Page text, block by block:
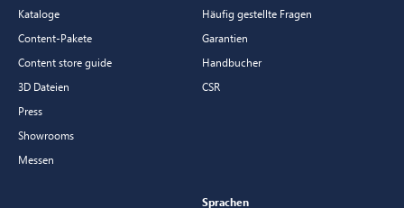
Kataloge
Content-Pakete
Content store guide
3D Dateien
Press
Showrooms
Messen
Häufig gestellte Fragen
Garantien
Handbucher
CSR
Sprachen